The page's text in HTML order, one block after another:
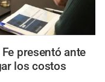
presentó ante
los costos